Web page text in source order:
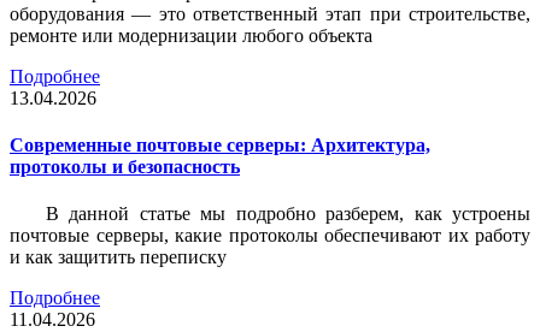
оборудования — это ответственный этап при строительстве,
ремонте или модернизации любого объекта
Подробнее
13.04.2026
Современные почтовые серверы: Архитектура,
протоколы и безопасность
В данной статье мы подробно разберем, как устроены
почтовые серверы, какие протоколы обеспечивают их работу
и как защитить переписку
Подробнее
11.04.2026